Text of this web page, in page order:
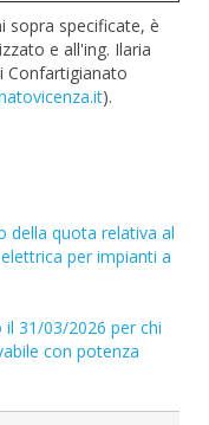
sopra specificate, è
e all'ing. Ilaria
Confartigianato
).
della quota relativa al
per impianti a
31/03/2026 per chi
con potenza